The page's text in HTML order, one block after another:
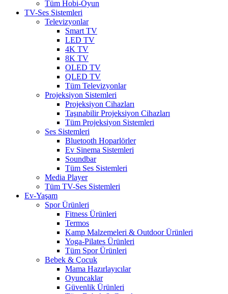
Tüm Hobi-Oyun
TV-Ses Sistemleri
Televizyonlar
Smart TV
LED TV
4K TV
8K TV
OLED TV
QLED TV
Tüm Televizyonlar
Projeksiyon Sistemleri
Projeksiyon Cihazları
Taşınabilir Projeksiyon Cihazları
Tüm Projeksiyon Sistemleri
Ses Sistemleri
Bluetooth Hoparlörler
Ev Sinema Sistemleri
Soundbar
Tüm Ses Sistemleri
Media Player
Tüm TV-Ses Sistemleri
Ev-Yaşam
Spor Ürünleri
Fitness Ürünleri
Termos
Kamp Malzemeleri & Outdoor Ürünleri
Yoga-Pilates Ürünleri
Tüm Spor Ürünleri
Bebek & Çocuk
Mama Hazırlayıcılar
Oyuncaklar
Güvenlik Ürünleri